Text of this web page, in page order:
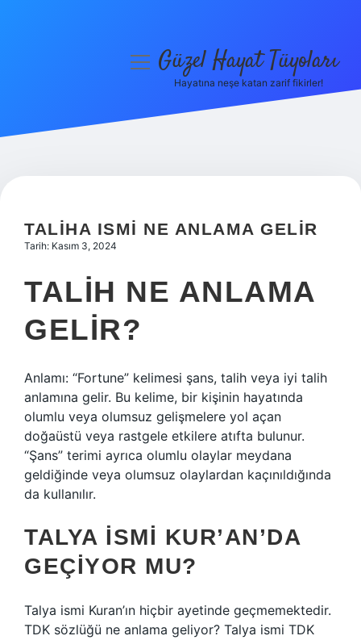
Hakkımızda
menüyüGüzel Hayat Tüyoları
Hayatına neşe katan zarif fikirler!
TALIHA ISMI NE ANLAMA GELIR
Tarih: Kasım 3, 2024
TALIH NE ANLAMA
GELIR?
Anlamı: “Fortune” kelimesi şans, talih veya iyi talih
anlamına gelir. Bu kelime, bir kişinin hayatında
olumlu veya olumsuz gelişmelere yol açan
doğaüstü veya rastgele etkilere atıfta bulunur.
“Şans” terimi ayrıca olumlu olaylar meydana
geldiğinde veya olumsuz olaylardan kaçınıldığında
da kullanılır.
TALYA ISMI KUR’AN’DA
GEÇIYOR MU?
Talya ismi Kuran’ın hiçbir ayetinde geçmemektedir.
TDK sözlüğü ne anlama geliyor? Talya ismi TDK